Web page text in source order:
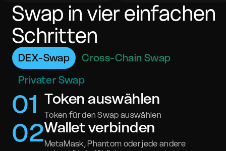
Swap in vier einfachen
Schritten
DEX-Swap
Cross-Chain Swap
Privater Swap
01 Token auswählen
Token für den Swap auswählen
02Wallet verbinden
MetaMask, Phantom oder jede andere